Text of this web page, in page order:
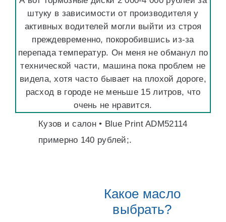
штуку в зависимости от производителя у
активных водителей могли выйти из строя
преждевременно, покоробившись из-за
перепада температур. Он меня не обманул по
технической части, машина пока проблем не
видела, хотя часто бывает на плохой дороге,
расход в городе не меньше 15 литров, что
очень не нравится.
Кузов и салон • Blue Print ADM52114
примерно 140 рублей;.
Какое масло
выбрать?